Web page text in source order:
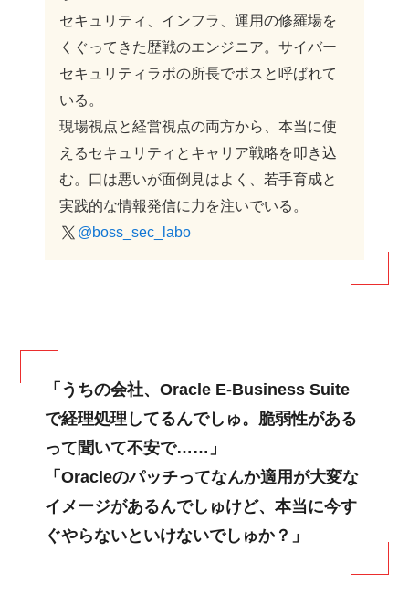
セキュリティ、インフラ、運用の修羅場を
くぐってきた歴戦のエンジニア。サイバー
セキュリティラボの所長でボスと呼ばれて
いる。
現場視点と経営視点の両方から、本当に使
えるセキュリティとキャリア戦略を叩き込
む。口は悪いが面倒見はよく、若手育成と
実践的な情報発信に力を注いでいる。
@boss_sec_labo
「うちの会社、Oracle E-Business Suite
で経理処理してるんでしゅ。脆弱性がある
って聞いて不安で……」
「Oracleのパッチってなんか適用が大変な
イメージがあるんでしゅけど、本当に今す
ぐやらないといけないでしゅか？」